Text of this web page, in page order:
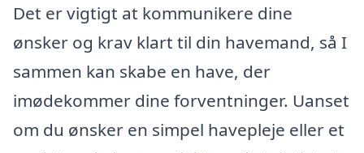
Det er vigtigt at kommunikere dine
ønsker og krav klart til din havemand, så I
sammen kan skabe en have, der
imødekommer dine forventninger. Uanset
om du ønsker en simpel havepleje eller et